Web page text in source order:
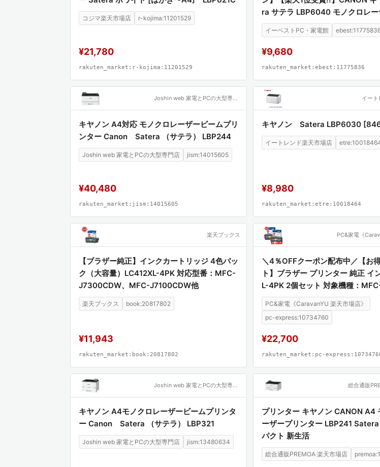
としてではなく、製造プロセス全体を制御するための動的な変数として捉え直す
う。品質向上とコスト最適化という、製造業における永遠の課題に対する、具体
コジマ楽天市場店 r-kojima:11201529
¥21,780
rakuten_market:r-kojima:11201529
ra サテラ LBP6040 モノクロレー
ター A4対応 LBP6040
イーベストPC・家電館
¥9,680
rakuten_market:ebest:11775836
Joshin web 家電とPCの大型専門店
キヤノン A4対応 モノクロレーザービームプリ
ンター Canon Satera （サテラ） LBP244
Joshin web 家電とPCの大型専門店 jism:14015605
¥40,480
rakuten_market:jism:14015605
イー
キヤノン Satera LBP6030
イートレンド楽天市場店
¥8,980
rakuten_market:etre:10018464
楽天ブックス
【ブラザー純正】インクカートリッジ 4色パッ
ク（大容量）LC412XL-4PK 対応型番：MFC-
J7300CDW、MFC-J7100CDW他
楽天ブックス book:20817802
¥11,943
rakuten_market:book:20817802
＼4％OFFクーポン配布中／【お
ト】ブラザー プリンター 純正 イ
L-4PK 2個セット 対象機種：
W、MFC-J7300CDW
PC&家電《CaravanYU 楽天市場店》
pc-express:10734760
¥22,700
rakuten_market:pc-
Joshin web 家電とPCの大型専門店
キヤノン A4モノクロレーザービームプリンタ
ー Canon Satera （サテラ） LBP321
Joshin web 家電とPCの大型専門店 jism:13480634
総合通販
プリンター キヤノン CANON A4
ーザープリンター LBP241
パクト 新生活
総合通販PREMOA 楽天市場店